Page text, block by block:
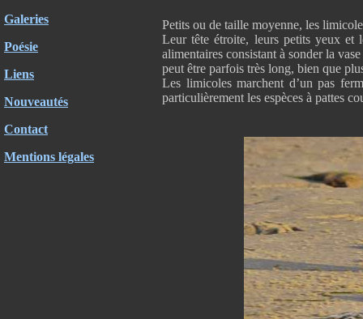
Galeries
Poésie
Liens
Nouveautés
Contact
Mentions légales
Petits ou de taille moyenne, les
Leur tête étroite, leurs petits yeux et
alimentaires consistant à sonder la
peut être parfois très long, bien que
Les limicoles marchent d’un pas
particulièrement les espèces à pattes